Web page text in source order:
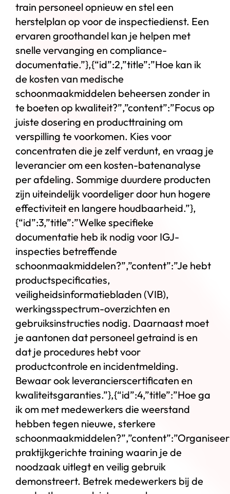
train personeel opnieuw en stel een
herstelplan op voor de inspectiedienst. Een
ervaren groothandel kan je helpen met
snelle vervanging en compliance-
documentatie.”},{“id”:2,”title”:”Hoe kan ik
de kosten van medische
schoonmaakmiddelen beheersen zonder in
te boeten op kwaliteit?”,”content”:”Focus op
juiste dosering en producttraining om
verspilling te voorkomen. Kies voor
concentraten die je zelf verdunt, en vraag je
leverancier om een kosten-batenanalyse
per afdeling. Sommige duurdere producten
zijn uiteindelijk voordeliger door hun hogere
effectiviteit en langere houdbaarheid.”},
{“id”:3,”title”:”Welke specifieke
documentatie heb ik nodig voor IGJ-
inspecties betreffende
schoonmaakmiddelen?”,”content”:”Je hebt
productspecificaties,
veiligheidsinformatiebladen (VIB),
werkingsspectrum-overzichten en
gebruiksinstructies nodig. Daarnaast moet
je aantonen dat personeel getraind is en
dat je procedures hebt voor
productcontrole en incidentmelding.
Bewaar ook leverancierscertificaten en
kwaliteitsgaranties.”},{“id”:4,”title”:”Hoe ga
ik om met medewerkers die weerstand
hebben tegen nieuwe, sterkere
schoonmaakmiddelen?”,”content”:”Organiseer
praktijkgerichte training waarin je de
noodzaak uitlegt en veilig gebruik
demonstreert. Betrek medewerkers bij de